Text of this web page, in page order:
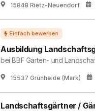
15848 Rietz-Neuendorf
Ausbildung
beiBBF Garten- und
15537 Grünheide (Mark)
Landschaftsgärtner /